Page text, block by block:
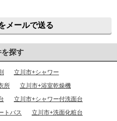
メールで送る
探す
立川市+シャワー
所
立川市+浴室乾燥機
立川市+シャワー付洗面台
トバス
立川市+洗面化粧台